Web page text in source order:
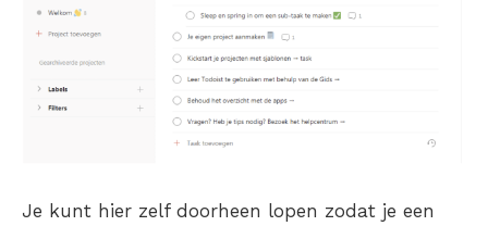
Je kunt hier zelf doorheen lopen zodat je een